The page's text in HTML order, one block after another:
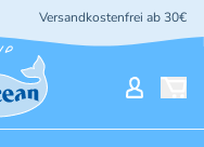
Versandkostenfrei ab 30€